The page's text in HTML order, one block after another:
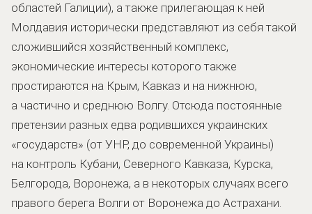
областей Галиции), а также прилегающая к ней
Молдавия исторически представляют из себя такой
сложившийся хозяйственный комплекс,
экономические интересы которого также
простираются на Крым, Кавказ и на нижнюю,
а частично и среднюю Волгу. Отсюда постоянные
претензии разных едва родившихся украинских
«государств» (от УНР, до современной Украины)
на контроль Кубани, Северного Кавказа, Курска,
Белгорода, Воронежа, а в некоторых случаях всего
правого берега Волги от Воронежа до Астрахани.